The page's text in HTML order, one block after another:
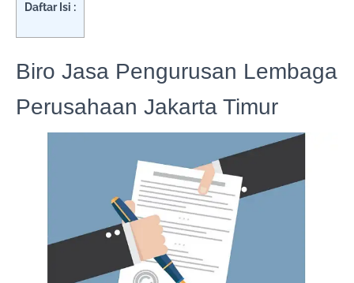
Daftar Isi :
Biro Jasa Pengurusan Lembaga
Perusahaan Jakarta Timur